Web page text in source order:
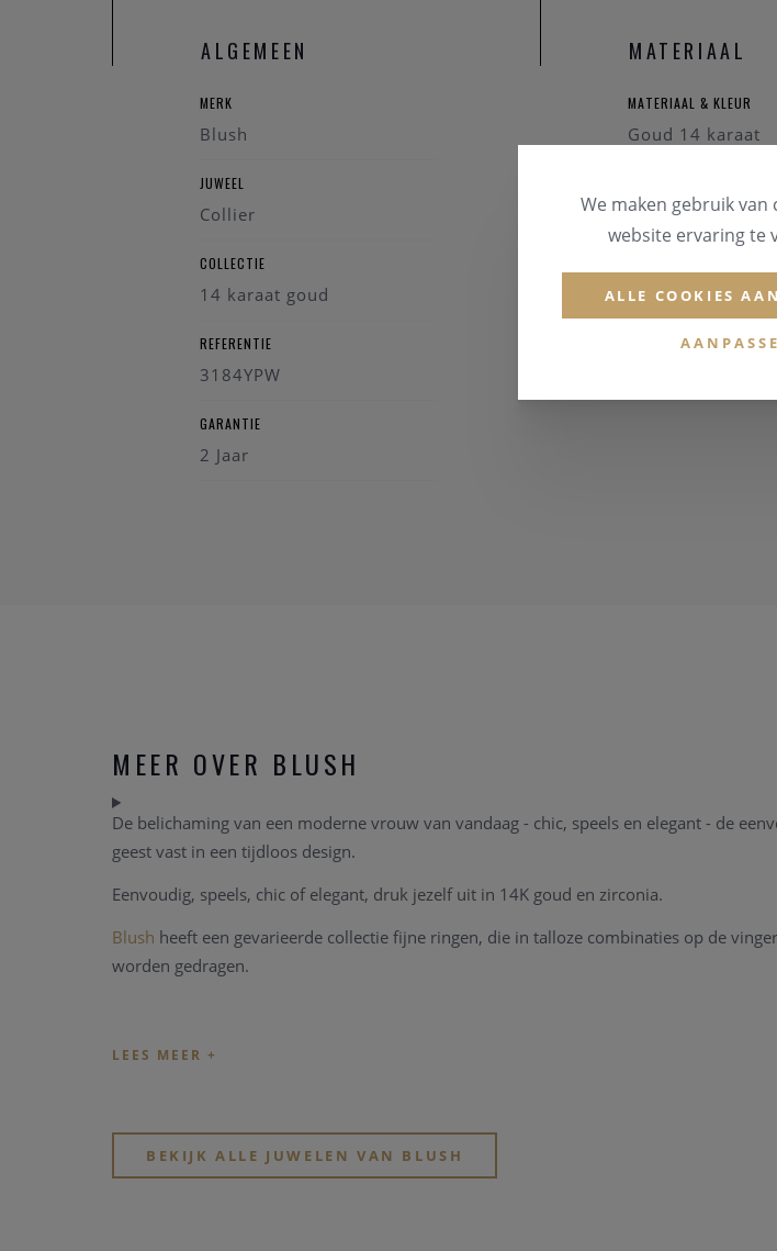
ALGEMEEN
MERK
Blush
JUWEEL
Collier
COLLECTIE
14 karaat goud
REFERENTIE
3184YPW
GARANTIE
2 Jaar
MATERIAAL
MATERIAAL & KLEUR
Goud 14 karaat
MEER OVER BLUSH
De belichaming van een moderne vrouw van vandaag - chic, speels en elegant - de
geest vast in een tijdloos design.
Eenvoudig, speels, chic of elegant, druk jezelf uit in 14K goud en zirconia.
Blush heeft een gevarieerde collectie fijne ringen, die in talloze combinaties op de
worden gedragen.
BEKIJK ALLE JUWELEN VAN BLUSH
We maken gebruik van
website ervaring te
ALLE COOKIES